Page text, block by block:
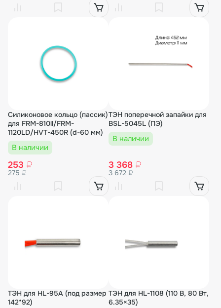
Силиконовое кольцо (пассик)
для FRM-810ll/FRM-
1120LD/HVT-450R (d-60 мм)
В наличии
253 ₽
275₽
ТЭН поперечной запайки для
BSL-5045L (ПЭ)
В наличии
3 368 ₽
3 672₽
ТЭН для HL-95A (под размер
142*92)
ТЭН для HL-1108 (110 В, 80 Вт,
6.35×35)